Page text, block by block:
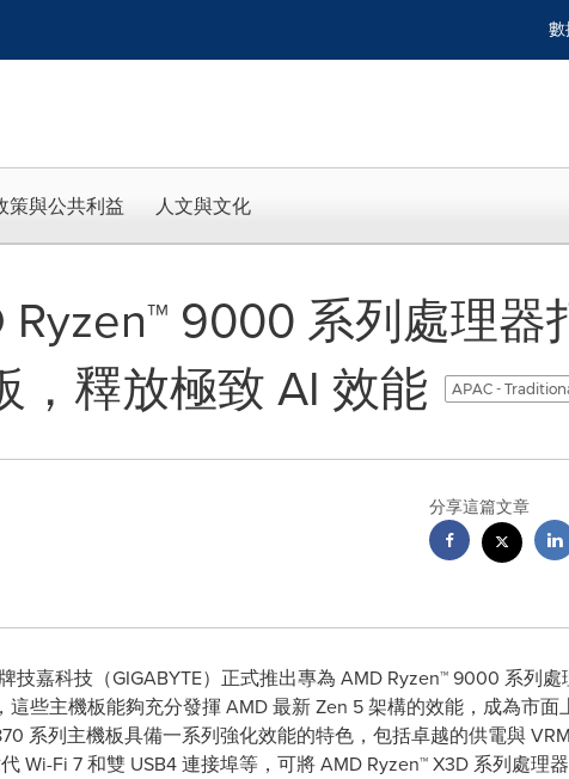
策與公共利益 人文與文化
9000 系列處理器
，釋放極致 AI 效能
APAC -
分享這篇文章
技嘉科技（GIGABYTE）正式推出專為 AMD Ryzen™ 9000 系列處
些主機板能夠充分發揮 AMD 最新 Zen 5 架構的效能，成為市面
系列主機板具備一系列強化效能的特色，包括卓越的供電與
Wi-Fi 7 和雙 USB4 連接埠等，可將 AMD Ryzen™ X3D 系列處理